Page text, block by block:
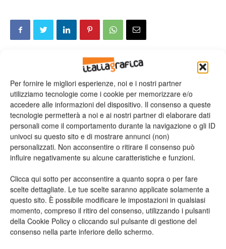
Per fornire le migliori esperienze, noi e i nostri partner
utilizziamo tecnologie come i cookie per memorizzare e/o
accedere alle informazioni del dispositivo. Il consenso a queste
tecnologie permetterà a noi e ai nostri partner di elaborare dati
personali come il comportamento durante la navigazione o gli ID
univoci su questo sito e di mostrare annunci (non)
personalizzati. Non acconsentire o ritirare il consenso può
influire negativamente su alcune caratteristiche e funzioni.
Clicca qui sotto per acconsentire a quanto sopra o per fare
scelte dettagliate. Le tue scelte saranno applicate solamente a
questo sito. È possibile modificare le impostazioni in qualsiasi
momento, compreso il ritiro del consenso, utilizzando i pulsanti
della Cookie Policy o cliccando sul pulsante di gestione del
consenso nella parte inferiore dello schermo.
xTool lancia P3, l’incisore laser
CO₂ con AI per PMI e creator
Konica Minolta, etichette
distintive a Labelexpo 2025
ARTICOLI CORRELATI ALTRO DALL'AUTORE
Viscom 2026 cambia volto: debutta il
nuovo format Exhibition & Conference
Assografici celebra 80 anni, a Milano
due giornate dedicate al futuro della
filiera grafica e cartotecnica